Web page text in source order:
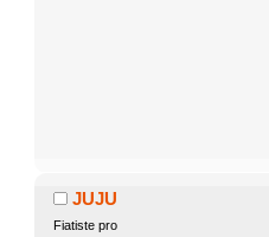
JUJU
Fiatiste pro